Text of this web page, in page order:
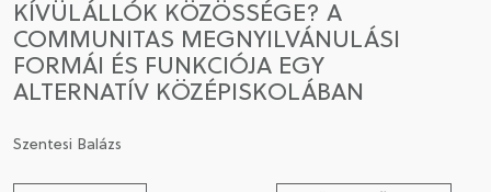
CSATLAKOZÁS A TÁRSASÁGHOZ / MEGÚJÍTOM A
TAGSÁGOMAT
KÍVÜLÁLLÓK KÖZÖSSÉGE? A
COMMUNITAS MEGNYILVÁNULÁSI
FORMÁI ÉS FUNKCIÓJA EGY
ALTERNATÍV KÖZÉPISKOLÁBAN
Szentesi Balázs